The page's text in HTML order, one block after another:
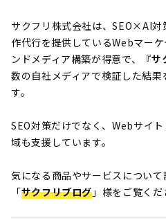
サクフリ株式会社は、SEO×AI対
作代行を提供しているWebマー
ンドメディア構築が得意で、『サ
数の自社メディアで検証した結
す。
SEO対策だけでなく、Webサイ
域も支援しています。
気になる商品やサービスについ
「サクフリブログ 」様をご覧くだ